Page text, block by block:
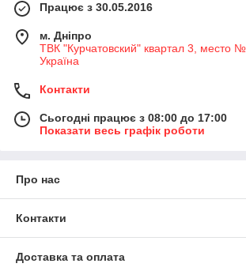
Працює з 30.05.2016
м. Дніпро
ТВК "Курчатовский" квартал 3, место
Україна
Контакти
Сьогодні працює з 08:00 до 17:00
Показати весь графік роботи
Про нас
Контакти
Доставка та оплата